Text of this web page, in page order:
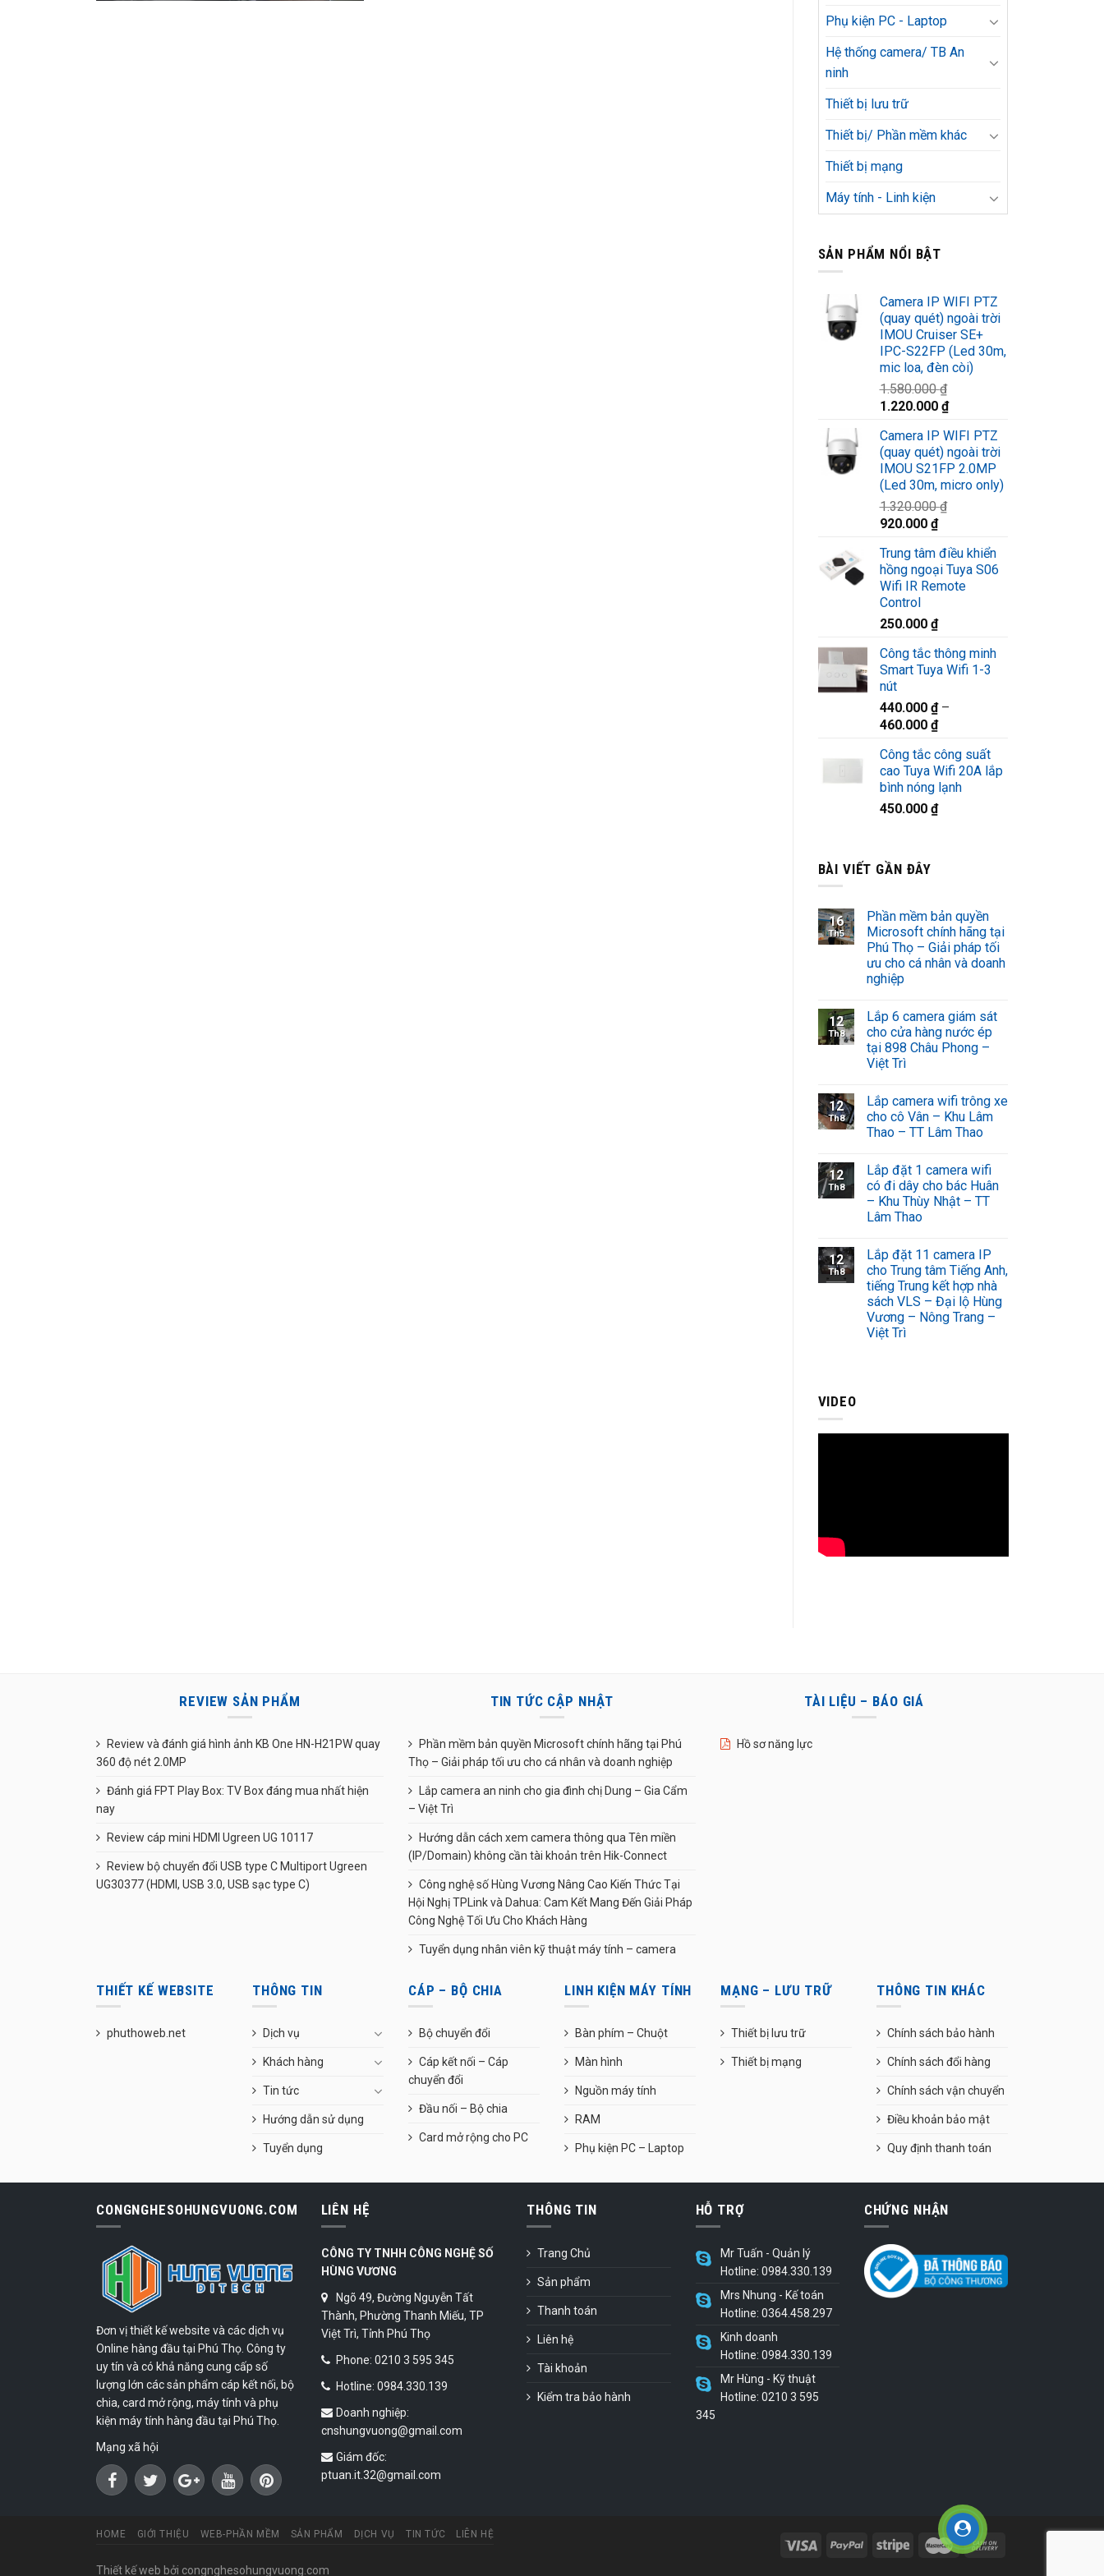
Phụ kiện PC - Laptop
Hệ thống camera/ TB An
ninh
Thiết bị lưu trữ
Thiết bị/ Phần mềm khác
Thiết bị mạng
Máy tính - Linh kiện
SẢN PHẨM NỔI BẬT
Camera IP WIFI PTZ
(quay quét) ngoài trời
IMOU Cruiser SE+
IPC-S22FP (Led 30m,
mic loa, đèn còi)
1.580.000₫
Giá
là:
1.580.000 ₫.
1.220.000 ₫Giá
tại
là:
1.220.000 ₫.
Camera IP WIFI PTZ
(quay quét) ngoài trời
IMOU S21FP 2.0MP
(Led 30m, micro only)
1.320.000₫
Giá
là:
1.320.000 ₫.
920.000 ₫Giá
tại
là:
920.000 ₫.
Trung tâm điều khiển
hồng ngoại Tuya S06
Wifi IR Remote
Control
250.000 ₫
Công tắc thông minh
Smart Tuya Wifi 1-3
nút
440.000 ₫–
460.000 ₫
Công tắc công suất
cao Tuya Wifi 20A lắp
bình nóng lạnh
450.000 ₫
BÀI VIẾT GẦN ĐÂY
16
Th5
Phần mềm bản quyền
Microsoft chính hãng tại
Phú Thọ – Giải pháp tối
ưu cho cá nhân và doanh
nghiệp
12
Th8
Lắp 6 camera giám sát
cho cửa hàng nước ép
tại 898 Châu Phong –
Việt Trì
12
Th8
Lắp camera wifi trông xe
cho cô Vân – Khu Lâm
Thao – TT Lâm Thao
12
Th8
Lắp đặt 1 camera wifi
có đi dây cho bác Huân
– Khu Thùy Nhật – TT
Lâm Thao
12
Th8
Lắp đặt 11 camera IP
cho Trung tâm Tiếng Anh,
tiếng Trung kết hợp nhà
sách VLS – Đại lộ Hùng
Vương – Nông Trang –
Việt Trì
VIDEO
REVIEW SẢN PHẨM
Review và đánh giá hình ảnh KB One HN-H21PW quay
360 độ nét 2.0MP
Đánh giá FPT Play Box: TV Box đáng mua nhất hiện
nay
Review cáp mini HDMI Ugreen UG 10117
Review bộ chuyển đổi USB type C Multiport Ugreen
UG30377 (HDMI, USB 3.0, USB sạc type C)
TIN TỨC CẬP NHẬT
Phần mềm bản quyền Microsoft chính hãng tại Phú
Thọ – Giải pháp tối ưu cho cá nhân và doanh nghiệp
Lắp camera an ninh cho gia đình chị Dung – Gia Cẩm
– Việt Trì
Hướng dẫn cách xem camera thông qua Tên miền
(IP/Domain) không cần tài khoản trên Hik-Connect
Công nghệ số Hùng Vương Nâng Cao Kiến Thức Tại
Hội Nghị TPLink và Dahua: Cam Kết Mang Đến Giải Pháp
Công Nghệ Tối Ưu Cho Khách Hàng
Tuyển dụng nhân viên kỹ thuật máy tính – camera
TÀI LIỆU – BÁO GIÁ
Hồ sơ năng lực
THIẾT KẾ WEBSITE
phuthoweb.net
THÔNG TIN
Dịch vụ
Khách hàng
Tin tức
Hướng dẫn sử dụng
Tuyển dụng
CÁP – BỘ CHIA
Bộ chuyển đổi
Cáp kết nối – Cáp
chuyển đổi
Đầu nối – Bộ chia
Card mở rộng cho PC
LINH KIỆN MÁY TÍNH
Bàn phím – Chuột
Màn hình
Nguồn máy tính
RAM
Phụ kiện PC – Laptop
MẠNG – LƯU TRỮ
Thiết bị lưu trữ
Thiết bị mạng
THÔNG TIN KHÁC
Chính sách bảo hành
Chính sách đổi hàng
Chính sách vận chuyển
Điều khoản bảo mật
Quy định thanh toán
CONGNGHESOHUNGVUONG.COM
Đơn vị thiết kế website và các dịch vụ
Online hàng đầu tại Phú Thọ. Công ty
uy tín và có khả năng cung cấp số
lượng lớn các sản phẩm cáp kết nối, bộ
chia, card mở rộng, máy tính và phụ
kiện máy tính hàng đầu tại Phú Thọ.
Mạng xã hội
LIÊN HỆ
CÔNG TY TNHH CÔNG NGHỆ SỐ
HÙNG VƯƠNG
Ngõ 49, Đường Nguyễn Tất
Thành, Phường Thanh Miếu, TP
Việt Trì, Tỉnh Phú Thọ
Phone: 0210 3 595 345
Hotline: 0984.330.139
Doanh nghiệp:
cnshungvuong@gmail.com
Giám đốc:
ptuan.it.32@gmail.com
THÔNG TIN
Trang Chủ
Sản phẩm
Thanh toán
Liên hệ
Tài khoản
Kiểm tra bảo hành
HỖ TRỢ
Mr Tuấn - Quản lý
Hotline: 0984.330.139
Mrs Nhung - Kế toán
Hotline: 0364.458.297
Kinh doanh
Hotline: 0984.330.139
Mr Hùng - Kỹ thuật
Hotline: 0210 3 595
345
CHỨNG NHẬN
HOME GIỚI THIỆU WEB-PHẦN MỀM SẢN PHẨM DỊCH VỤ TIN TỨC LIÊN HỆ
Thiết kế web bởi congnghesohungvuong.com